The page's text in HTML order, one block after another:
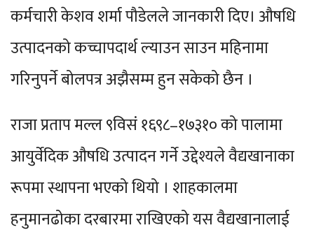
कर्मचारी केशव शर्मा पौडेलले जानकारी दिए। औषधि
उत्पादनको कच्चापदार्थ ल्याउन साउन महिनामा
गरिनुपर्ने बोलपत्र अझैसम्म हुन सकेको छैन ।
राजा प्रताप मल्ल ९विसं १६९८–१७३१० को पालामा
आयुर्वेदिक औषधि उत्पादन गर्ने उद्देश्यले वैद्यखानाका
रूपमा स्थापना भएको थियो । शाहकालमा
हनुमानढोका दरबारमा राखिएको यस वैद्यखानालाई